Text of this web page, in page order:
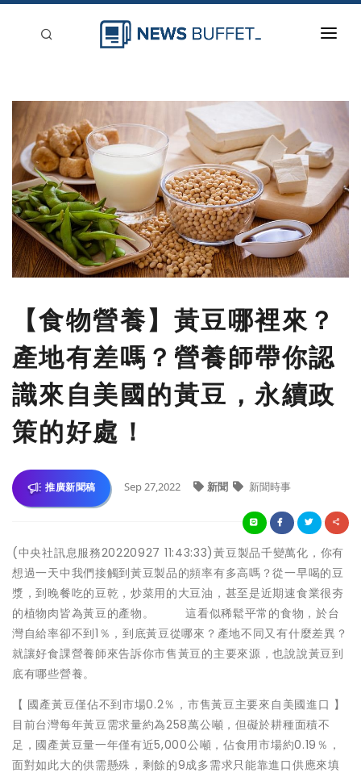
新聞稿分類
登入
刊登
【食物營養】黃豆哪裡來？
產地有差嗎？營養師帶你認
識來自美國的黃豆，永續政
策的好處！
推廣新聞稿 Sep 27,2022 新聞 新聞時事
(中央社訊息服務20220927 11:43:33)黃豆製品千變萬化，你有
想過一天中我們接觸到黃豆製品的頻率有多高嗎？從一早喝的豆
漿，到晚餐吃的豆乾，炒菜用的大豆油，甚至是近期速食業很夯
的植物肉皆為黃豆的產物。 這看似稀鬆平常的食物，於台
灣自給率卻不到1％，到底黃豆從哪來？產地不同又有什麼差異？
就讓好食課營養師來告訴你市售黃豆的主要來源，也說說黃豆到
底有哪些營養。
【 國產黃豆僅佔不到市場0.2％，市售黃豆主要來自美國進口 】
目前台灣每年黃豆需求量約為258萬公噸，但礙於耕種面積不
足，國產黃豆量一年僅有近5,000公噸，佔食用市場約0.19％，
面對如此大的供需懸殊，剩餘的9成多需求只能靠進口供應來填